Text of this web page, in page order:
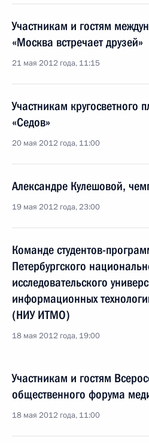
Участникам и гостям
«Москва встречает друзей»
21 мая 2012 года, 11:15
Участникам кругосветного
«Седов»
20 мая 2012 года, 11:00
Александре Кулешовой,
19 мая 2012 года, 23:00
Команде студентов-
Петербургского
исследовательского
информационных
(НИУ ИТМО)
18 мая 2012 года, 19:00
Участникам и гостям
общественного форума
18 мая 2012 года, 11:00